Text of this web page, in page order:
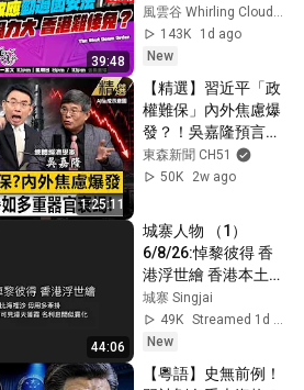
39:48
力大 香港難倖免？
黎彼得逝世 香港粵語
鬼才殞落｜風雲快訊
｜2026/08/06
風雲谷 Whirling Clouds Valley
143K
1d ago
New
1:25:11
【精選】習近平「政
權難保」內外焦慮爆
發？！吳嘉隆預言中
國經濟如「多重器官
衰竭」：恐回到清末
《寶傑怎麼說》 劉寶
傑
@TaiwanLBJnews
東森新聞 CH51
50K
2w ago
44:06
城寨人物 （1）
6/8/26:悼黎彼得 香
港浮世繪 香港本土流
行文化 崛起於70年
代塑造了香港人身份
認同 許冠傑黎彼得作
品奠基者之一 我手寫
我口方式將香港話唱
城寨 Singjai
49K
Streamed 1d ago
New
【粵語】史無前例！